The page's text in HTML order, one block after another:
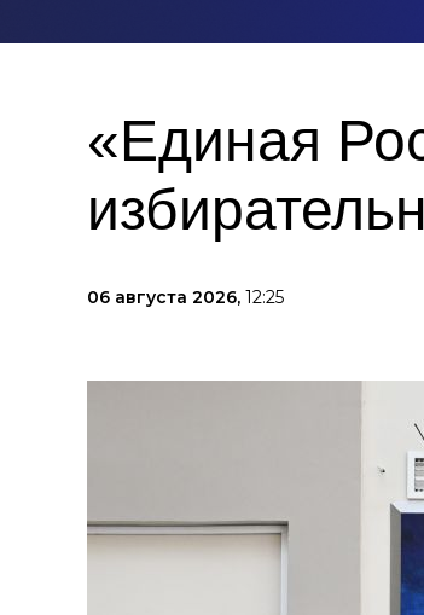
«Единая
06 августа 2026, 12:25